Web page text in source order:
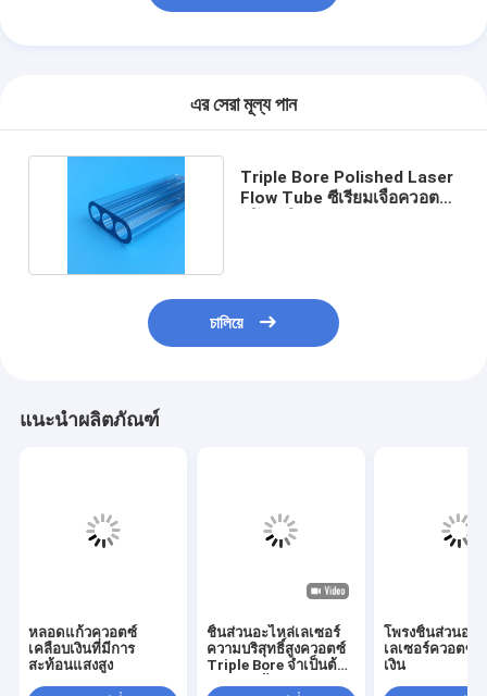
এর সেরা মূল্য পান
Triple Bore Polished Laser
Flow Tube ซีเรียมเจือควอตซ์
চালিয়ে
แนะนำผลิตภัณฑ์
หลอดแก้วควอตซ์
เคลือบเงินที่มีการ
สะท้อนแสงสูง
ชิ้นส่วนอะไหล่เลเซอร์
ความบริสุทธิ์สูงควอตซ์
Triple Bore จำเป็นต้อง
โพรงชิ้นส่วนอะ
เลเซอร์ควอตซ์เ
เงิน